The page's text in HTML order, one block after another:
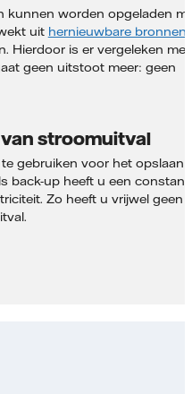
kunnen worden opgeladen
uit hernieuwbare bronnen
Hierdoor is er vergeleken met
geen uitstoot meer: geen
stroomuitval
gebruiken voor het opslaan
back-up heeft u een
Zo heeft u vrijwel geen